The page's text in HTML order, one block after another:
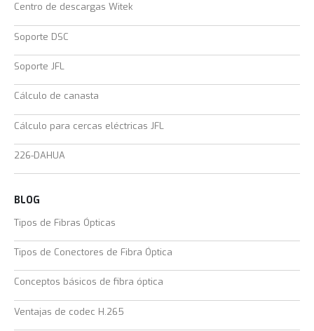
Centro de descargas Witek
Soporte DSC
Soporte JFL
Cálculo de canasta
Cálculo para cercas eléctricas JFL
226-DAHUA
BLOG
Tipos de Fibras Ópticas
Tipos de Conectores de Fibra Óptica
Conceptos básicos de fibra óptica
Ventajas de codec H.265